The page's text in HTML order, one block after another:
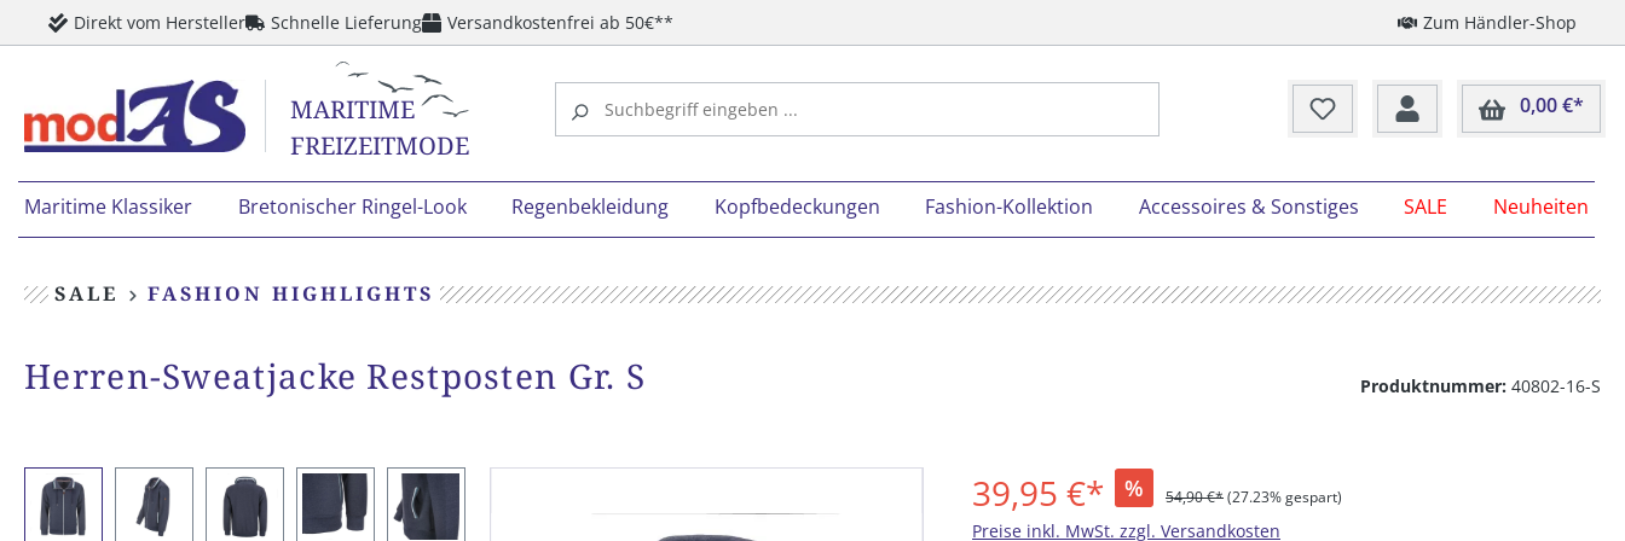
Zur Hauptnavigation springen
Direkt vom Hersteller Schnelle Lieferung Versandkostenfrei ab 50€** Zum Händler-Shop
MARITIME
FREIZEITMODE
0,00 €*
Maritime Klassiker Bretonischer Ringel-Look Regenbekleidung Kopfbedeckungen Fashion-Kollektion Accessoires & Sonstiges SALE Neuheiten
SALE FASHION HIGHLIGHTS
Herren-Sweatjacke Restposten Gr. S Produktnummer: 40802-16-S
Bildergalerie überspringen 39,95 €* % 54,90 €*(27.23% gespart)
Preise inkl. MwSt. zzgl. Versandkosten